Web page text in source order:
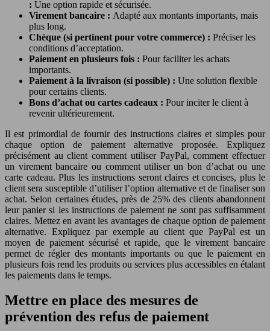
: Une option rapide et sécurisée.
Virement bancaire : Adapté aux montants importants, mais
plus long.
Chèque (si pertinent pour votre commerce) : Préciser les
conditions d’acceptation.
Paiement en plusieurs fois : Pour faciliter les achats
importants.
Paiement à la livraison (si possible) : Une solution flexible
pour certains clients.
Bons d’achat ou cartes cadeaux : Pour inciter le client à
revenir ultérieurement.
Il est primordial de fournir des instructions claires et simples pour
chaque option de paiement alternative proposée. Expliquez
précisément au client comment utiliser PayPal, comment effectuer
un virement bancaire ou comment utiliser un bon d’achat ou une
carte cadeau. Plus les instructions seront claires et concises, plus le
client sera susceptible d’utiliser l’option alternative et de finaliser son
achat. Selon certaines études, près de 25% des clients abandonnent
leur panier si les instructions de paiement ne sont pas suffisamment
claires. Mettez en avant les avantages de chaque option de paiement
alternative. Expliquez par exemple au client que PayPal est un
moyen de paiement sécurisé et rapide, que le virement bancaire
permet de régler des montants importants ou que le paiement en
plusieurs fois rend les produits ou services plus accessibles en étalant
les paiements dans le temps.
Mettre en place des mesures de
prévention des refus de paiement